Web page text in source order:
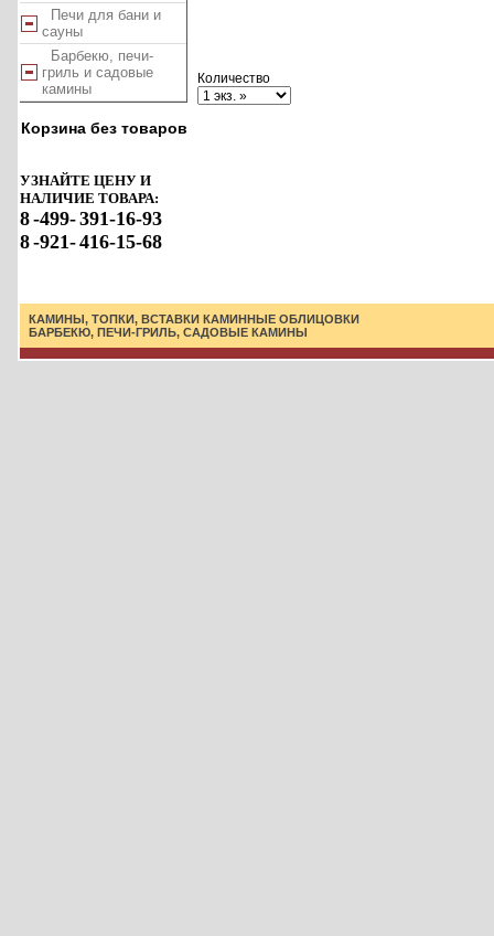
Печи для бани и
сауны
Барбекю, печи-
гриль и садовые
камины
Корзина без товаров
УЗНАЙТЕ ЦЕНУ И
НАЛИЧИЕ ТОВАРА:
8-499-391-16-93
8-921-416-15-68
Количество
КАМИНЫ, ТОПКИ, ВСТАВКИ КАМИННЫЕ ОБЛИЦОВКИ
БАРБЕКЮ, ПЕЧИ-ГРИЛЬ, САДОВЫЕ КАМИНЫ